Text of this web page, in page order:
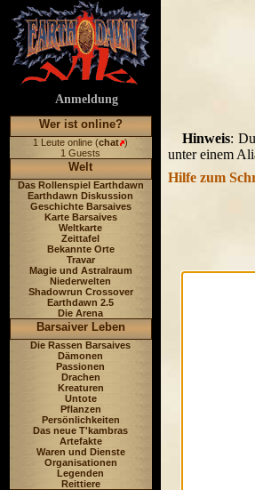
Anmeldung
Wer ist online?
1 Leute online (chat )
1 Guests
Welt
Das Rollenspiel Earthdawn
Earthdawn Diskussion
Geschichte Barsaives
Karte Barsaives
Weltkarte
Zeittafel
Bekannte Orte
Travar
Magie und Astralraum
Niederwelten
Shadowrun Crossover
Earthdawn 2.5
Die Arena
Barsaiver Leben
Die Rassen Barsaives
Dämonen
Passionen
Drachen
Kreaturen
Untote
Pflanzen
Persönlichkeiten
Das neue T'kambras
Artefakte
Waren und Dienste
Organisationen
Legenden
Reittiere
Hinweis:
unter einem
Hilfe zum